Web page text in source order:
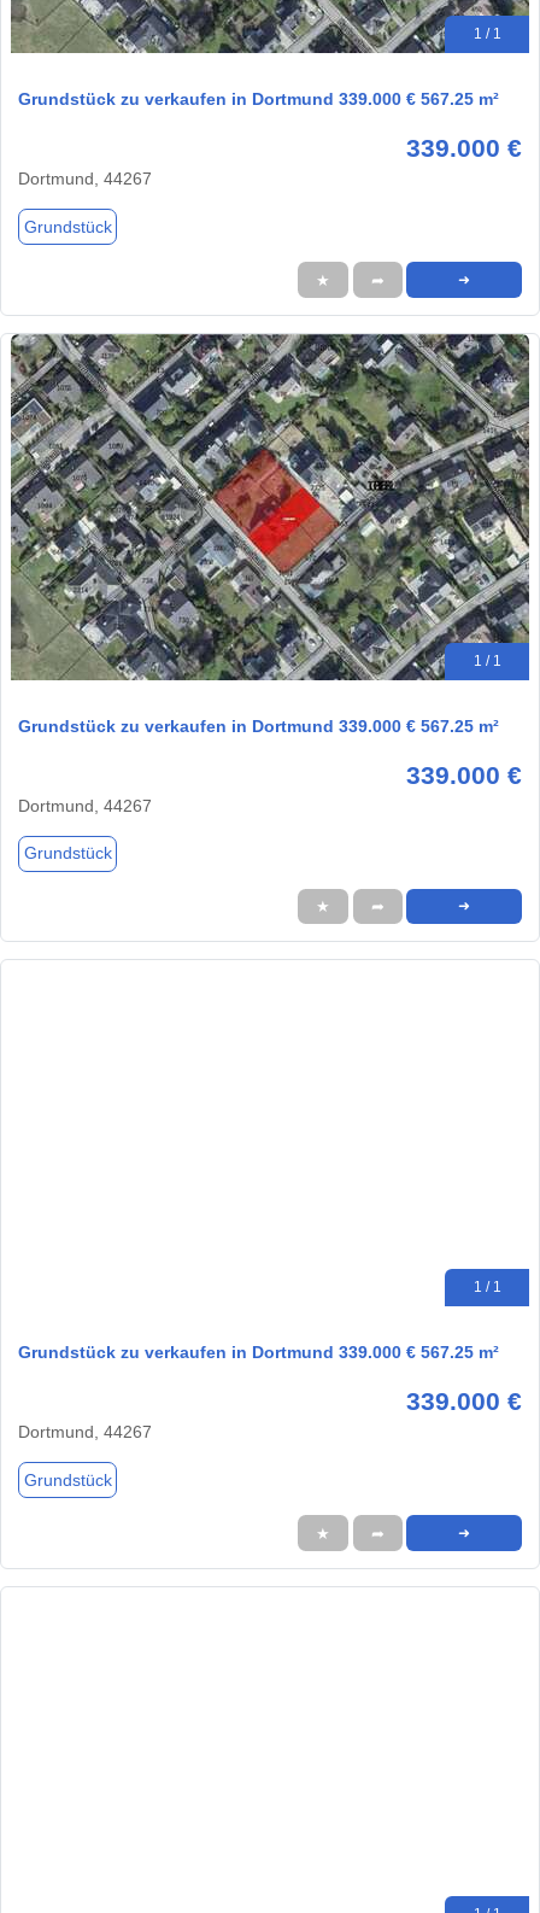
1 / 1
Grundstück zu verkaufen in Dortmund 339.000 € 567.25 m²
339.000 €
Dortmund, 44267
Grundstück
★ ➦ ➜
1 / 1
Grundstück zu verkaufen in Dortmund 339.000 € 567.25 m²
339.000 €
Dortmund, 44267
Grundstück
★ ➦ ➜
1 / 1
Grundstück zu verkaufen in Dortmund 339.000 € 567.25 m²
339.000 €
Dortmund, 44267
Grundstück
★ ➦ ➜